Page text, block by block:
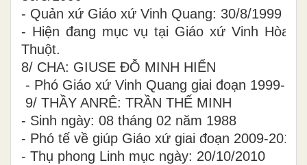
- Quản xứ Giáo xứ Vinh Quang: 30/8/1999 -
- Hiện đang mục vụ tại Giáo xứ Vinh Hòa
Thuột.
8/ CHA: GIUSE ĐỖ MINH HIỂN
- Phó Giáo xứ Vinh Quang giai đoạn 1999-
9/ THẦY ANRÊ: TRẦN THẾ MINH
- Sinh ngày: 08 tháng 02 năm 1988
- Phó tế về giúp Giáo xứ giai đoạn 2009-2010.
- Thụ phong Linh mục ngày: 20/10/2010